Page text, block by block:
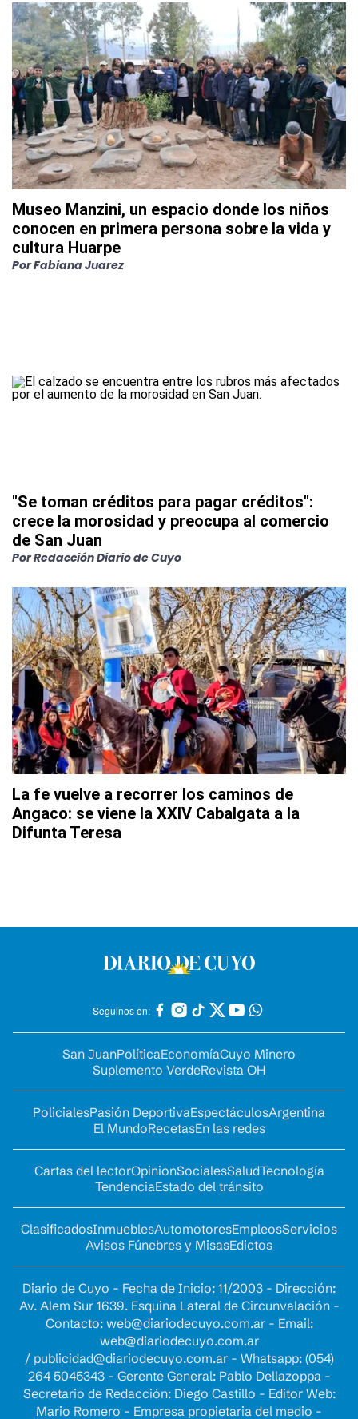
Museo Manzini, un espacio donde los niños
conocen en primera persona sobre la vida y
cultura Huarpe
PorFabiana Juarez
"Se toman créditos para pagar créditos":
crece la morosidad y preocupa al comercio
de San Juan
PorRedacción Diario de Cuyo
La fe vuelve a recorrer los caminos de
Angaco: se viene la XXIV Cabalgata a la
Difunta Teresa
Seguinos en:
San JuanPolíticaEconomíaCuyo Minero
Suplemento VerdeRevista OH
PolicialesPasión DeportivaEspectáculosArgentina
El MundoRecetasEn las redes
Cartas del lectorOpinionSocialesSaludTecnología
TendenciaEstado del tránsito
ClasificadosInmueblesAutomotoresEmpleosServicios
Avisos Fúnebres y MisasEdictos
Diario de Cuyo - Fecha de Inicio: 11/2003 - Dirección:
Av. Alem Sur 1639. Esquina Lateral de Circunvalación -
Contacto: web@diariodecuyo.com.ar- Email:
web@diariodecuyo.com.ar
/ publicidad@diariodecuyo.com.ar- Whatsapp: (054)
264 5045343 - Gerente General: Pablo Dellazoppa -
Secretario de Redacción: Diego Castillo - Editor Web:
Mario Romero - Empresa propietaria del medio -